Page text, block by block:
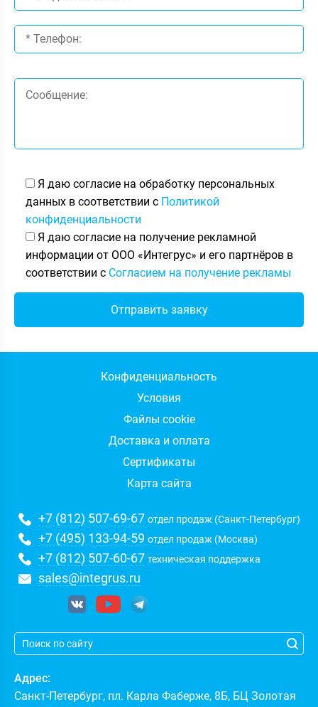
Я даю согласие на обработку персональных
данных в соответствии с Политикой
конфиденциальности
Я даю согласие на получение рекламной
информации от ООО «Интегрус» и его партнёров в
соответствии с Согласием на получение рекламы
Конфиденциальность
Условия
Файлы cookie
Доставка и оплата
Сертификаты
Карта сайта
+7 (812) 507-69-67 отдел продаж (Санкт-Петербург)
+7 (495) 133-94-59 отдел продаж (Москва)
+7 (812) 507-60-67 техническая поддержка
sales@integrus.ru
Адрес:
Санкт-Петербург, пл. Карла Фаберже, 8Б, БЦ Золотая